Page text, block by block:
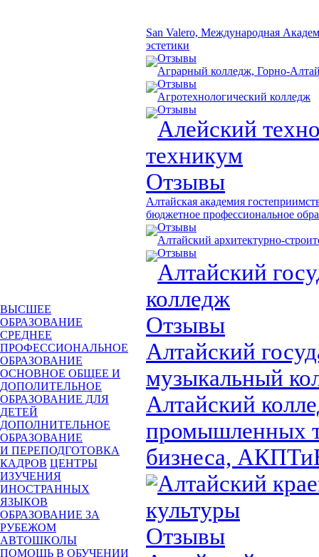
ВЫСШЕЕ
ОБРАЗОВАНИЕ
СРЕДНЕЕ
ПРОФЕССИОНАЛЬНОЕ
ОБРАЗОВАНИЕ
ОСНОВНОЕ ОБЩЕЕ И
ДОПОЛИТЕЛЬНОЕ
ОБРАЗОВАНИЕ ДЛЯ
ДЕТЕЙ
ДОПОЛНИТЕЛЬНОЕ
ОБРАЗОВАНИЕ
И ПЕРЕПОДГОТОВКА
КАДРОВ ЦЕНТРЫ
ИЗУЧЕНИЯ
ИНОСТРАННЫХ
ЯЗЫКОВ
ОБРАЗОВАНИЕ ЗА
РУБЕЖОМ
АВТОШКОЛЫ
ПОМОЩЬ В ОБУЧЕНИИ
San Valero, Международная
эстетики
Отзывы
Аграрный колледж, Горно-
Отзывы
Агротехнологический колледж
Отзывы
Алейский
техникум
Отзывы
Алтайская академия
бюджетное профессиональное
Отзывы
Алтайский архитектурно-
Отзывы
Алтайский
колледж
Отзывы
Алтайский
музыкальный
Алтайский
промышленных
бизнеса,
Алтайский
культуры
Отзывы